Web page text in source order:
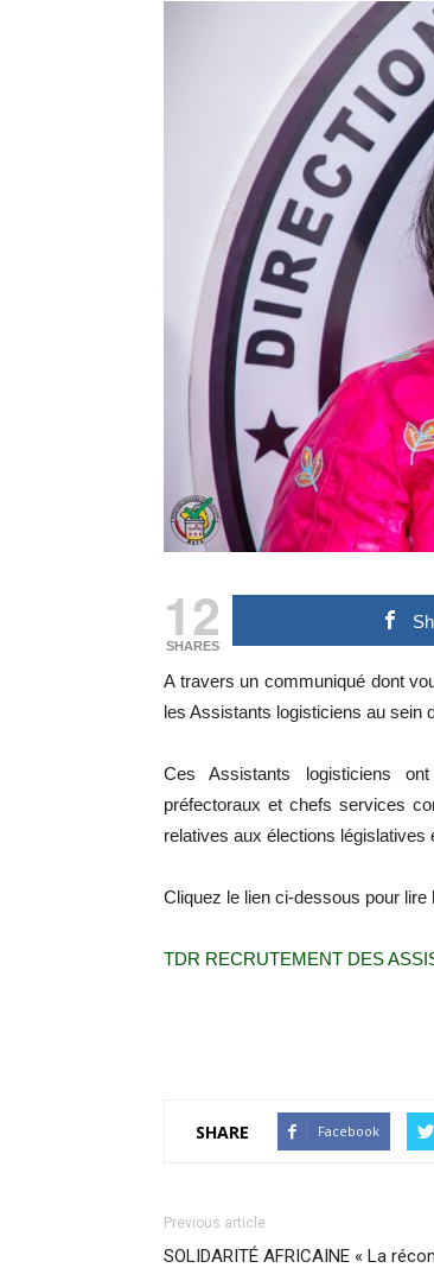
12
SHARES
A travers un communiqué dont
les Assistants logisticiens au sein
Ces Assistants logisticiens
préfectoraux et chefs services
relatives aux élections législatives
Cliquez le lien ci-dessous pour lire
TDR RECRUTEMENT DES
SHARE Facebook
Previous article
SOLIDARITÉ AFRICAINE « La